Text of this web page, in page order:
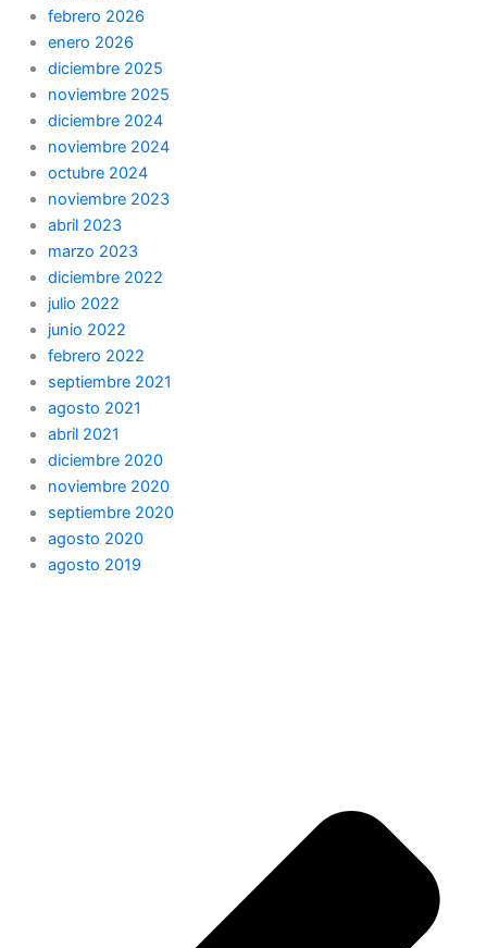
febrero 2026
enero 2026
diciembre 2025
noviembre 2025
diciembre 2024
noviembre 2024
octubre 2024
noviembre 2023
abril 2023
marzo 2023
diciembre 2022
julio 2022
junio 2022
febrero 2022
septiembre 2021
agosto 2021
abril 2021
diciembre 2020
noviembre 2020
septiembre 2020
agosto 2020
agosto 2019